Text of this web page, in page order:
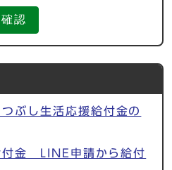
確認
ぶし生活応援給付金の
付金 LINE申請から給付